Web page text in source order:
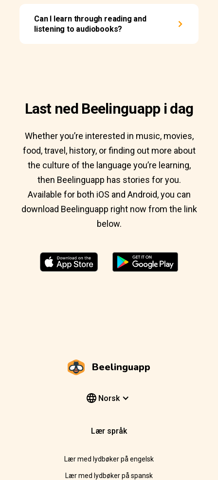
Can I learn through reading and
listening to audiobooks?
Last ned Beelinguapp i dag
Whether you’re interested in music, movies,
food, travel, history, or finding out more about
the culture of the language you’re learning,
then Beelinguapp has stories for you.
Available for both iOS and Android, you can
download Beelinguapp right now from the link
below.
Beelinguapp
Norsk
Lær språk
Lær med lydbøker på engelsk
Lær med lydbøker på spansk